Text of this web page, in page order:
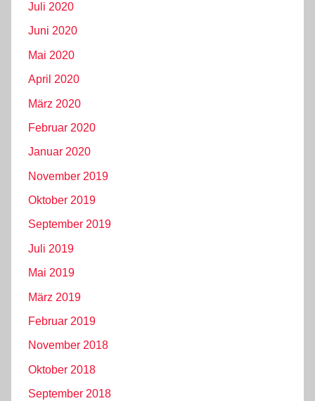
Juli 2020
Juni 2020
Mai 2020
April 2020
März 2020
Februar 2020
Januar 2020
November 2019
Oktober 2019
September 2019
Juli 2019
Mai 2019
März 2019
Februar 2019
November 2018
Oktober 2018
September 2018